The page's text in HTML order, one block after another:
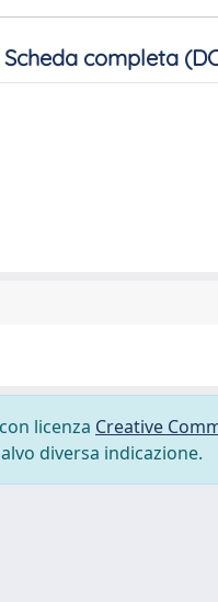
Scheda completa
licenza Creative
diversa indicazione.